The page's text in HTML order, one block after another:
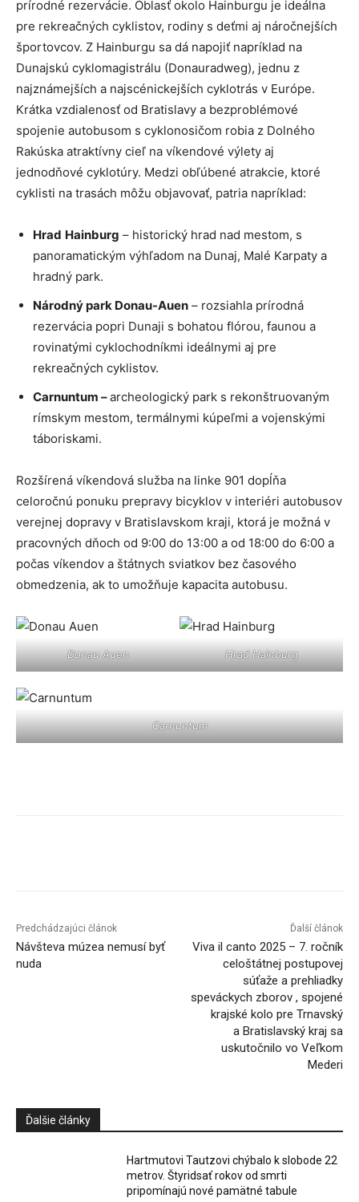
prírodné rezervácie. Oblasť okolo Hainburgu je ideálna
pre rekreačných cyklistov, rodiny s deťmi aj náročnejších
športovcov. Z Hainburgu sa dá napojiť napríklad na
Dunajskú cyklomagistrálu (Donauradweg), jednu z
najznámejších a najscénickejších cyklotrás v Európe.
Krátka vzdialenosť od Bratislavy a bezproblémové
spojenie autobusom s cyklonosičom robia z Dolného
Rakúska atraktívny cieľ na víkendové výlety aj
jednodňové cyklotúry. Medzi obľúbené atrakcie, ktoré
cyklisti na trasách môžu objavovať, patria napríklad:
Hrad Hainburg – historický hrad nad mestom, s
panoramatickým výhľadom na Dunaj, Malé Karpaty a
hradný park.
Národný park Donau-Auen – rozsiahla prírodná
rezervácia popri Dunaji s bohatou flórou, faunou a
rovinatými cyklochodníkmi ideálnymi aj pre
rekreačných cyklistov.
Carnuntum –archeologický park s rekonštruovaným
rímskym mestom, termálnymi kúpeľmi a vojenskými
táboriskami.
Rozšírená víkendová služba na linke 901 dopĺňa
celoročnú ponuku prepravy bicyklov v interiéri autobusov
verejnej dopravy v Bratislavskom kraji, ktorá je možná v
pracovných dňoch od 9:00 do 13:00 a od 18:00 do 6:00 a
počas víkendov a štátnych sviatkov bez časového
obmedzenia, ak to umožňuje kapacita autobusu.
Donau Auen Hrad Hainburg
Carnuntum
Predchádzajúci článok
Návšteva múzea nemusí byť
nuda
Ďalší článok
Viva il canto 2025 – 7. ročník
celoštátnej postupovej
súťaže a prehliadky
speváckych zborov , spojené
krajské kolo pre Trnavský
a Bratislavský kraj sa
uskutočnilo vo Veľkom
Mederi
Ďalšie články
Hartmutovi Tautzovi chýbalo k slobode 22
metrov. Štyridsať rokov od smrti
pripomínajú nové pamätné tabule